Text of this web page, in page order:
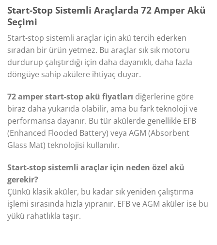
Start-Stop Sistemli Araçlarda 72 Amper Akü
Seçimi
Start-stop sistemli araçlar için akü tercih ederken
sıradan bir ürün yetmez. Bu araçlar sık sık motoru
durdurup çalıştırdığı için daha dayanıklı, daha fazla
döngüye sahip akülere ihtiyaç duyar.
72 amper start-stop akü fiyatları diğerlerine göre
biraz daha yukarıda olabilir, ama bu fark teknoloji ve
performansa dayanır. Bu tür akülerde genellikle EFB
(Enhanced Flooded Battery) veya AGM (Absorbent
Glass Mat) teknolojisi kullanılır.
Start-stop sistemli araçlar için neden özel akü
gerekir?
Çünkü klasik aküler, bu kadar sık yeniden çalıştırma
işlemi sırasında hızla yıpranır. EFB ve AGM aküler ise bu
yükü rahatlıkla taşır.